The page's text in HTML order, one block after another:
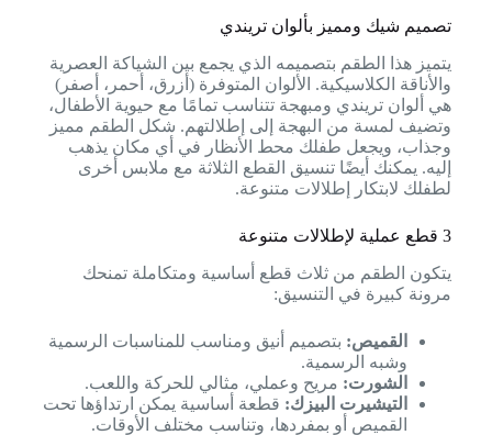
تصميم شيك ومميز بألوان تريندي
يتميز هذا الطقم بتصميمه الذي يجمع بين الشياكة العصرية
والأناقة الكلاسيكية. الألوان المتوفرة (أزرق، أحمر، أصفر)
هي ألوان تريندي ومبهجة تتناسب تمامًا مع حيوية الأطفال،
وتضيف لمسة من البهجة إلى إطلالتهم. شكل الطقم مميز
وجذاب، ويجعل طفلك محط الأنظار في أي مكان يذهب
إليه. يمكنك أيضًا تنسيق القطع الثلاثة مع ملابس أخرى
لطفلك لابتكار إطلالات متنوعة.
3 قطع عملية لإطلالات متنوعة
يتكون الطقم من ثلاث قطع أساسية ومتكاملة تمنحك
مرونة كبيرة في التنسيق:
القميص: بتصميم أنيق ومناسب للمناسبات الرسمية
وشبه الرسمية.
الشورت: مريح وعملي، مثالي للحركة واللعب.
التيشيرت البيزك: قطعة أساسية يمكن ارتداؤها تحت
القميص أو بمفردها، وتناسب مختلف الأوقات.